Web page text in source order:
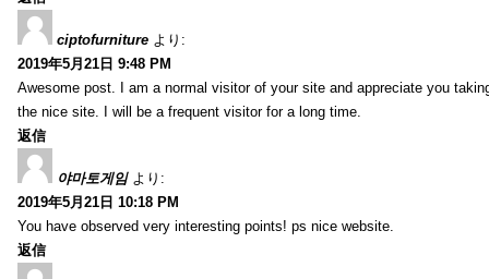
ciptofurniture より:
2019年5月21日 9:48 PM
Awesome post. I am a normal visitor of your site and appreciate you
the nice site. I will be a frequent visitor for a long time.
返信
야마토게임 より:
2019年5月21日 10:18 PM
You have observed very interesting points! ps nice website.
返信